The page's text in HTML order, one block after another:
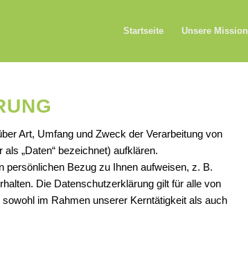
Startseite Unsere Mission
Art, Umfang und Zweck der Verarbeitung von
„Daten“ bezeichnet) aufklären.
persönlichen Bezug zu Ihnen aufweisen, z. B.
Die Datenschutzerklärung gilt für alle von
im Rahmen unserer Kerntätigkeit als auch